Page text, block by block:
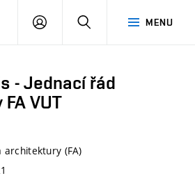
MENU
PŘIHLÁSIT
- Jednací řád
VUT
architektury (FA)